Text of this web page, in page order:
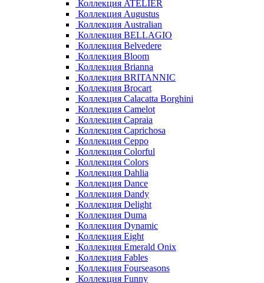
Коллекция ATELIER
Коллекция Augustus
Коллекция Australian
Коллекция BELLAGIO
Коллекция Belvedere
Коллекция Bloom
Коллекция Brianna
Коллекция BRITANNIC
Коллекция Brocart
Коллекция Calacatta Borghini
Коллекция Camelot
Коллекция Capraia
Коллекция Caprichosa
Коллекция Ceppo
Коллекция Colorful
Коллекция Colors
Коллекция Dahlia
Коллекция Dance
Коллекция Dandy
Коллекция Delight
Коллекция Duma
Коллекция Dynamic
Коллекция Eight
Коллекция Emerald Onix
Коллекция Fables
Коллекция Fourseasons
Коллекция Funny